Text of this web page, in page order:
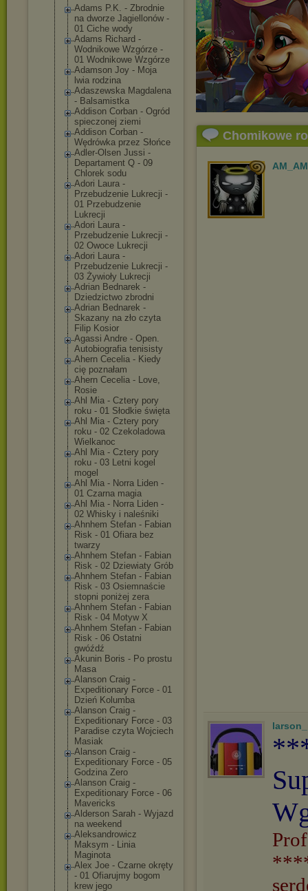
Adams P.K. - Zbrodnie
na dworze Jagiellonów -
01 Ciche wody
Adams Richard -
Wodnikowe Wzgórze -
01 Wodnikowe Wzgórze
Adamson Joy - Moja
lwia rodzina
Adaszewska Magdalena
- Balsamistka
Addison Corban - Ogród
spieczonej ziemi
Addison Corban -
Wędrówka przez Słońce
Adler-Olsen Jussi -
Departament Q - 09
Chlorek sodu
Adori Laura -
Przebudzenie Lukrecji -
01 Przebudzenie
Lukrecji
Adori Laura -
Przebudzenie Lukrecji -
02 Owoce Lukrecji
Adori Laura -
Przebudzenie Lukrecji -
03 Żywioły Lukrecji
Adrian Bednarek -
Dziedzictwo zbrodni
Adrian Bednarek -
Skazany na zło czyta
Filip Kosior
Agassi Andre - Open.
Autobiografia tenisisty
Ahern Cecelia - Kiedy
cię poznałam
Ahern Cecelia - Love,
Rosie
Ahl Mia - Cztery pory
roku - 01 Słodkie święta
Ahl Mia - Cztery pory
roku - 02 Czekoladowa
Wielkanoc
Ahl Mia - Cztery pory
roku - 03 Letni kogel
mogel
Ahl Mia - Norra Liden -
01 Czarna magia
Ahl Mia - Norra Liden -
02 Whisky i naleśniki
Ahnhem Stefan - Fabian
Risk - 01 Ofiara bez
twarzy
Ahnhem Stefan - Fabian
Risk - 02 Dziewiaty Grób
Ahnhem Stefan - Fabian
Risk - 03 Osiemnaście
stopni poniżej zera
Ahnhem Stefan - Fabian
Risk - 04 Motyw X
Ahnhem Stefan - Fabian
Risk - 06 Ostatni
gwóźdź
Akunin Boris - Po prostu
Masa
Alanson Craig -
Expeditionary Force - 01
Dzień Kolumba
Alanson Craig -
Expeditionary Force - 03
Paradise czyta Wojciech
Masiak
Alanson Craig -
Expeditionary Force - 05
Godzina Zero
Alanson Craig -
Expeditionary Force - 06
Mavericks
Alderson Sarah - Wyjazd
na weekend
Aleksandrowicz
Maksym - Linia
Maginota
Alex Joe - Czarne okręty
- 01 Ofiarujmy bogom
krew jego
Chomikowe
AM_AM